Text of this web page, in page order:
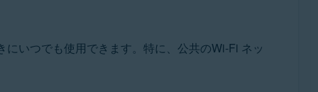
いつでも使用できます。特に、公共のWi-Fi ネッ